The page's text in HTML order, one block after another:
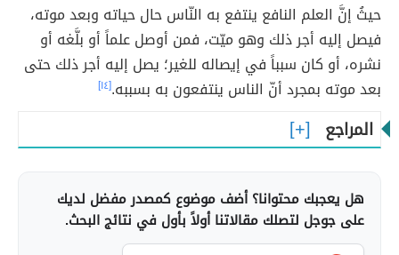
حيثُ إنَّ العلم النافع ينتفع به النّاس حال حياته وبعد موته،
فيصل إليه أجر ذلك وهو ميّت، فمن أوصل علماً أو بلَّغه أو
نشره، أو كان سبباً في إيصاله للغير؛ يصل إليه أجر ذلك حتى
بعد موته بمجرد أنّ الناس ينتفعون به بسببه.[١٤]
المراجع
هل يعجبك محتوانا؟ أضف موضوع كمصدر مفضل لديك
على جوجل لتصلك مقالاتنا أولاً بأول في نتائج البحث.